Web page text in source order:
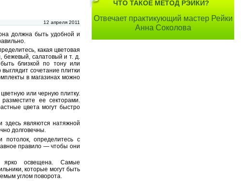
12 апреля 2011
должна быть удобной и
какая цветовая
бежевый, салатовый и т. д.
близкой по тону или
сочетание плитки
в магазинах можно
или черную плитку.
ее секторами.
цвета могут быстро
являются натяжной
долговечны.
определитесь с
правило — чтобы они
освещена. Самые
которые могут быть
углом поворота.
ЧТО ТАКОЕ МЕТОД РЭЙКИ?
Отвечает практикующий мастер Рейки
Анна Соколова